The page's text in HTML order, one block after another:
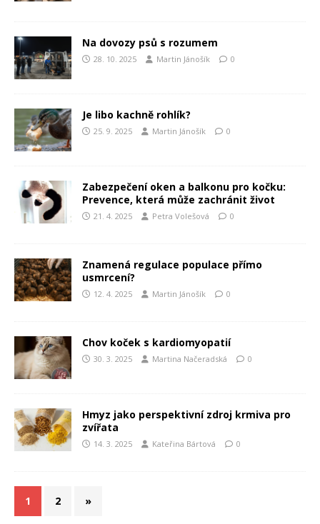
Na dovozy psů s rozumem
28. 10. 2025 Martin Jánošík 0
Je libo kachně rohlík?
25. 9. 2025 Martin Jánošík 0
Zabezpečení oken a balkonu pro kočku:
Prevence, která může zachránit život
21. 4. 2025 Petra Volešová 0
Znamená regulace populace přímo
usmrcení?
12. 4. 2025 Martin Jánošík 0
Chov koček s kardiomyopatií
30. 3. 2025 Martina Načeradská 0
Hmyz jako perspektivní zdroj krmiva pro
zvířata
14. 3. 2025 Kateřina Bártová 0
1 2 »